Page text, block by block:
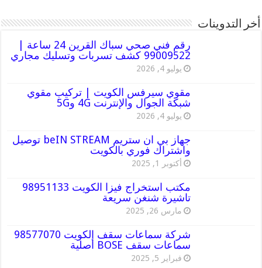
أخر التدوينات
رقم فني صحي سباك القرين 24 ساعة |
99009522 كشف تسربات وتسليك مجاري
يوليو 4, 2026
مقوي سيرفس الكويت | تركيب مقوي
شبكة الجوال والإنترنت 4G و5G
يوليو 4, 2026
جهاز بي ان ستريم beIN STREAM توصيل
واشتراك فوري بالكويت
أكتوبر 1, 2025
مكتب استخراج فيزا الكويت 98951133
تاشيرة شنغن سريعة
مارس 26, 2025
شركة سماعات سقف الكويت 98577070
سماعات سقف BOSE أصلية
فبراير 5, 2025